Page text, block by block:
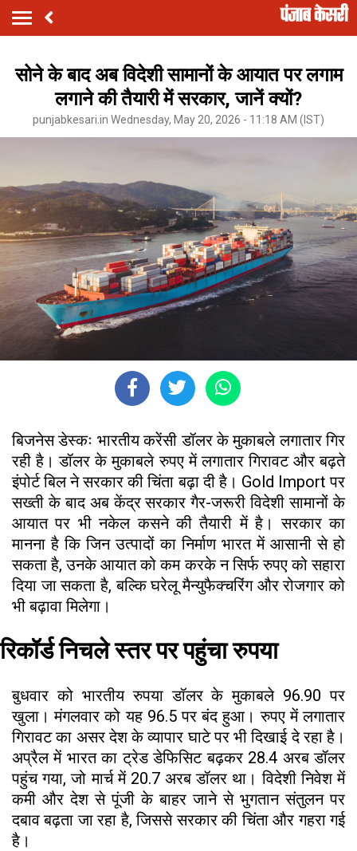
सोने के बाद अब विदेशी सामानों के आयात पर लगाम
लगाने की तैयारी में सरकार, जानें क्यों?
punjabkesari.in Wednesday, May 20, 2026 - 11:18 AM (IST)
बिजनेस डेस्कः भारतीय करेंसी डॉलर के मुकाबले लगातार गिर
रही है। डॉलर के मुकाबले रुपए में लगातार गिरावट और बढ़ते
इंपोर्ट बिल ने सरकार की चिंता बढ़ा दी है। Gold Import पर
सख्ती के बाद अब केंद्र सरकार गैर-जरूरी विदेशी सामानों के
आयात पर भी नकेल कसने की तैयारी में है। सरकार का
मानना है कि जिन उत्पादों का निर्माण भारत में आसानी से हो
सकता है, उनके आयात को कम करके न सिर्फ रुपए को सहारा
दिया जा सकता है, बल्कि घरेलू मैन्युफैक्चरिंग और रोजगार को
भी बढ़ावा मिलेगा।
रिकॉर्ड निचले स्तर पर पहुंचा रुपया
बुधवार को भारतीय रुपया डॉलर के मुकाबले 96.90 पर
खुला। मंगलवार को यह 96.5 पर बंद हुआ। रुपए में लगातार
गिरावट का असर देश के व्यापार घाटे पर भी दिखाई दे रहा है।
अप्रैल में भारत का ट्रेड डेफिसिट बढ़कर 28.4 अरब डॉलर
पहुंच गया, जो मार्च में 20.7 अरब डॉलर था। विदेशी निवेश में
कमी और देश से पूंजी के बाहर जाने से भुगतान संतुलन पर
दबाव बढ़ता जा रहा है, जिससे सरकार की चिंता और गहरा गई
है।